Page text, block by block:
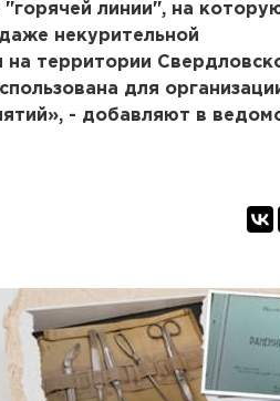
линии", на
некурительной
территории
для
- добавляют в